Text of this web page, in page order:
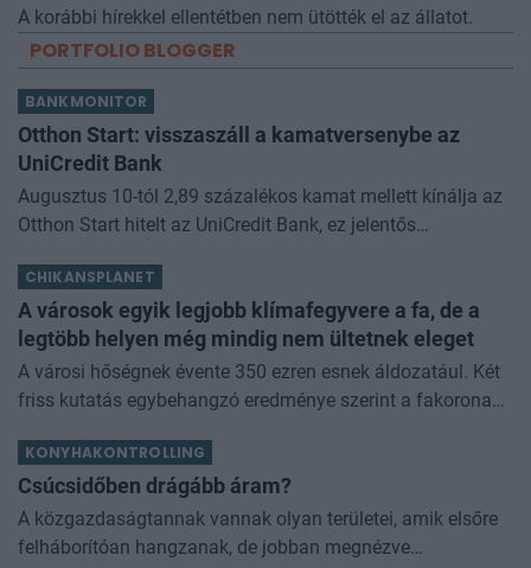
A korábbi hírekkel ellentétben nem ütötték el az állatot.
PORTFOLIO BLOGGER
BANKMONITOR
Otthon Start: visszaszáll a kamatversenybe az
UniCredit Bank
Augusztus 10-tól 2,89 százalékos kamat mellett kínálja az
Otthon Start hitelt az UniCredit Bank, ez jelentős
kamathoz képest. De arról sem s
CHIKANSPLANET
A városok egyik legjobb klímafegyvere a fa, de a
legtöbb helyen még mindig nem ültetnek eleget
A városi hőségnek évente 350 ezren esnek áldozatául. Két
friss kutatás egybehangzó eredménye szerint a fakorona
KONYHAKONTROLLING
Csúcsidőben drágább áram?
A közgazdaságtannak vannak olyan területei, amik elsőre
felháborítóan hangzanak, de jobban megnézve